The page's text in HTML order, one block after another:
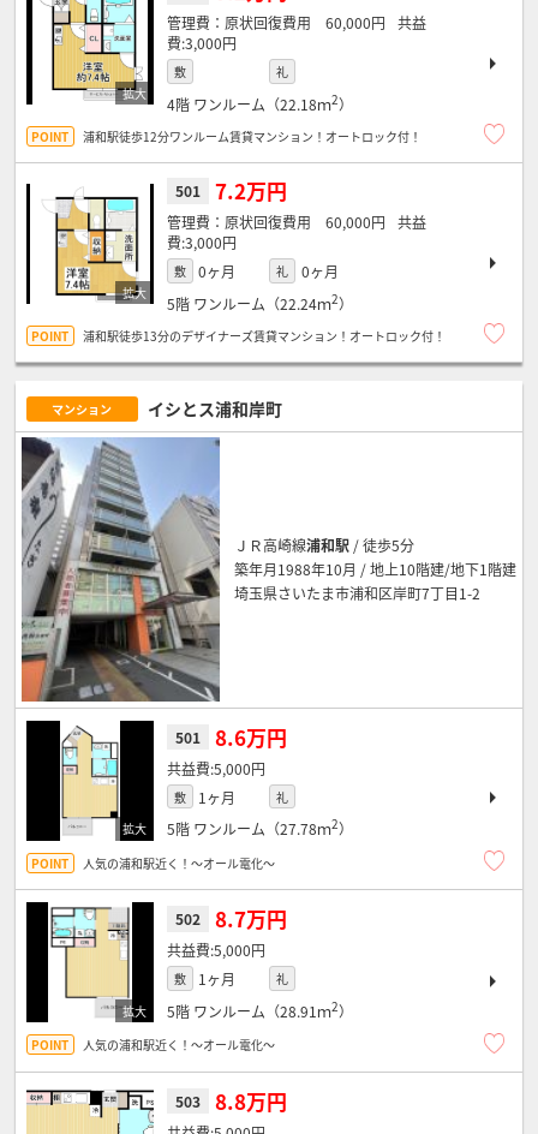
原状回復費用 60,000円
3,000円
敷 礼
4階 ワンルーム（22.18ｍ2）
浦和駅徒歩12分ワンルーム賃貸マンション！オートロック付！
501 7.2万円
原状回復費用 60,000円
3,000円
敷 0ヶ月 礼
0ヶ月
5階 ワンルーム（22.24ｍ2）
浦和駅徒歩13分のデザイナーズ賃貸マンション！オートロック付！
マンション イシとス浦和岸町
ＪＲ高崎線浦和駅 / 徒歩5分
築年月1988年10月 / 地上10階建/地下1階建
埼玉県さいたま市浦和区岸町7丁目1-2
501 8.6万円
5,000円
敷 1ヶ月 礼
5階 ワンルーム（27.78ｍ2）
人気の浦和駅近く！～オール電化～
502 8.7万円
5,000円
敷 1ヶ月 礼
5階 ワンルーム（28.91ｍ2）
人気の浦和駅近く！～オール電化～
503 8.8万円